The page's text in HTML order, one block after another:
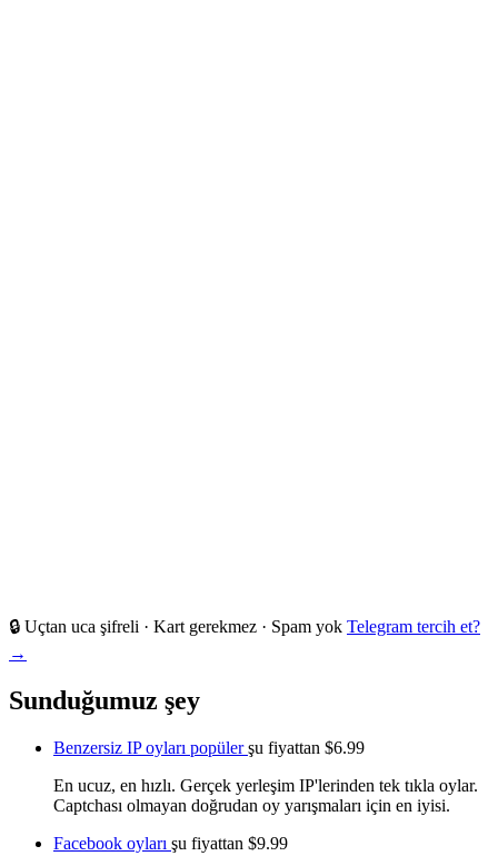
🔒 Uçtan uca şifreli · Kart gerekmez · Spam yok Telegram tercih et?
→
Sunduğumuz şey
Benzersiz IP oyları popüler şu fiyattan $6.99
En ucuz, en hızlı. Gerçek yerleşim IP'lerinden tek tıkla oylar.
Captchası olmayan doğrudan oy yarışmaları için en iyisi.
Facebook oyları şu fiyattan $9.99